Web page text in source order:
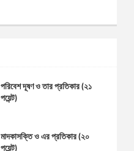
পরিবেশ দূষণ ও তার প্রতিকার (২১
পয়েন্ট)
মাদকাসক্তি ও এর প্রতিকার (২০
পয়েন্ট)